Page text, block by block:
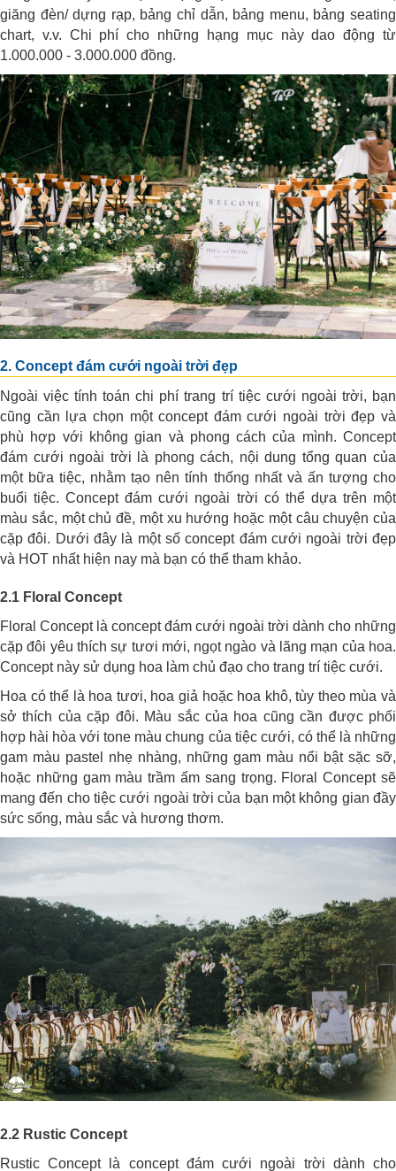
giăng đèn/ dựng rạp, bảng chỉ dẫn, bảng menu, bảng seating
chart, v.v. Chi phí cho những hạng mục này dao động từ
1.000.000 - 3.000.000 đồng.
2. Concept đám cưới ngoài trời đẹp
Ngoài việc tính toán chi phí trang trí tiệc cưới ngoài trời, bạn
cũng cần lựa chọn một concept đám cưới ngoài trời đẹp và
phù hợp với không gian và phong cách của mình. Concept
đám cưới ngoài trời là phong cách, nội dung tổng quan của
một bữa tiệc, nhằm tạo nên tính thống nhất và ấn tượng cho
buổi tiệc. Concept đám cưới ngoài trời có thể dựa trên một
màu sắc, một chủ đề, một xu hướng hoặc một câu chuyện của
cặp đôi. Dưới đây là một số concept đám cưới ngoài trời đẹp
và HOT nhất hiện nay mà bạn có thể tham khảo.
2.1 Floral Concept
Floral Concept là concept đám cưới ngoài trời dành cho những
cặp đôi yêu thích sự tươi mới, ngọt ngào và lãng mạn của hoa.
Concept này sử dụng hoa làm chủ đạo cho trang trí tiệc cưới.
Hoa có thể là hoa tươi, hoa giả hoặc hoa khô, tùy theo mùa và
sở thích của cặp đôi. Màu sắc của hoa cũng cần được phối
hợp hài hòa với tone màu chung của tiệc cưới, có thể là những
gam màu pastel nhẹ nhàng, những gam màu nổi bật sặc sỡ,
hoặc những gam màu trầm ấm sang trọng. Floral Concept sẽ
mang đến cho tiệc cưới ngoài trời của bạn một không gian đầy
sức sống, màu sắc và hương thơm.
2.2 Rustic Concept
Rustic Concept là concept đám cưới ngoài trời dành cho